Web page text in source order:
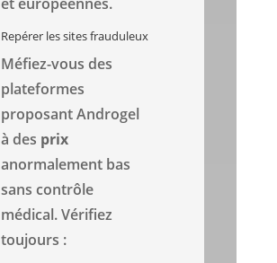
Repérer les sites frauduleux
Méfiez-vous des
plateformes
proposant Androgel
à des prix
anormalement bas
sans contrôle
médical. Vérifiez
toujours :